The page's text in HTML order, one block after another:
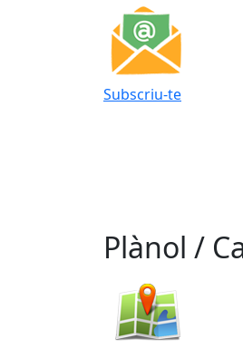
Subscriu-te
Plànol /